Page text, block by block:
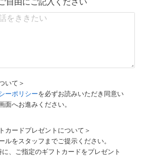
自由にご記入ください
いて＞
ーポリシーを必ずお読みいただき同意い
面へお進みください。
カードプレゼントについて＞
ルをスタッフまでご提示ください。
、ご指定のギフトカードをプレゼント